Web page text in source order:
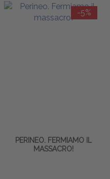
-5%
PERINEO. FERMIAMO IL
MASSACRO!